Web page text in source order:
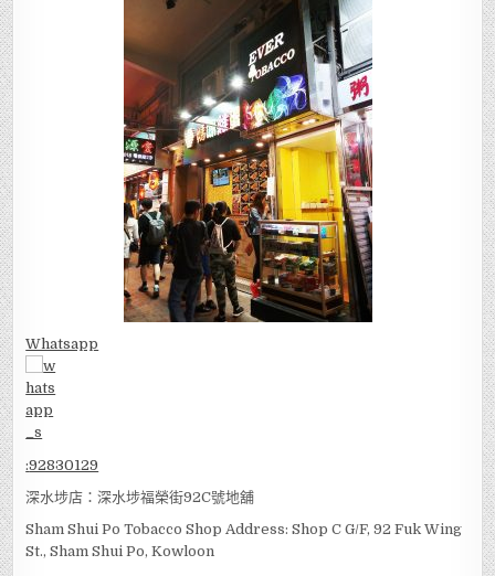
Whatsapp
:92830129
深水埗店：深水埗福榮街92C號地舖
Sham Shui Po Tobacco Shop Address: Shop C G/F, 92 Fuk Wing
St., Sham Shui Po, Kowloon